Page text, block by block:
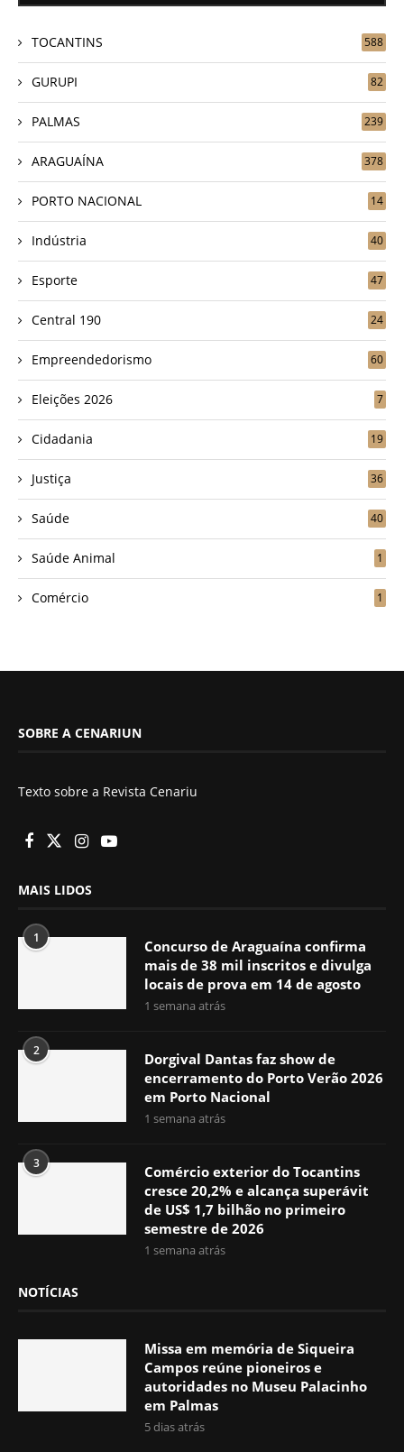
TOCANTINS 588
GURUPI 82
PALMAS 239
ARAGUAÍNA 378
PORTO NACIONAL 14
Indústria 40
Esporte 47
Central 190 24
Empreendedorismo 60
Eleições 2026 7
Cidadania 19
Justiça 36
Saúde 40
Saúde Animal 1
Comércio 1
SOBRE A CENARIUN
Texto sobre a Revista Cenariu
MAIS LIDOS
1
Concurso de Araguaína confirma
mais de 38 mil inscritos e divulga
locais de prova em 14 de agosto
1 semana atrás
2
Dorgival Dantas faz show de
encerramento do Porto Verão 2026
em Porto Nacional
1 semana atrás
3
Comércio exterior do Tocantins
cresce 20,2% e alcança superávit
de US$ 1,7 bilhão no primeiro
semestre de 2026
1 semana atrás
NOTÍCIAS
Missa em memória de Siqueira
Campos reúne pioneiros e
autoridades no Museu Palacinho
em Palmas
5 dias atrás